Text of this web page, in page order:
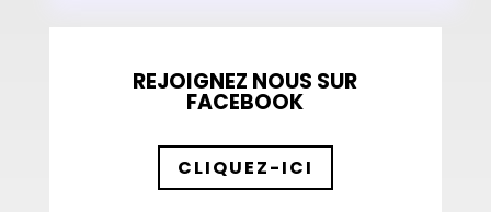
REJOIGNEZ NOUS SUR
FACEBOOK
CLIQUEZ-ICI